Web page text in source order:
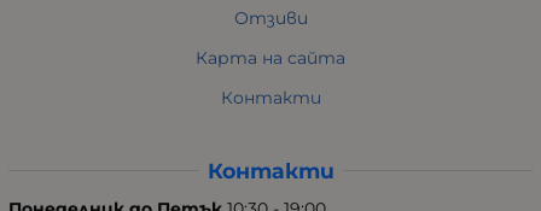
Отзиви
Карта на сайта
Контакти
Контакти